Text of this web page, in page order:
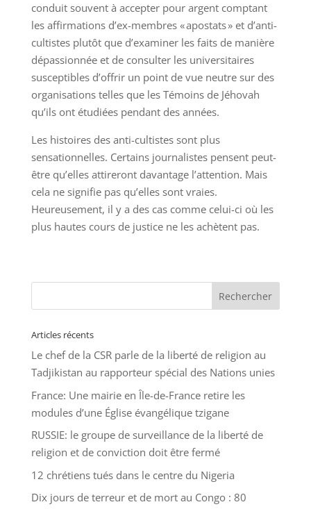
conduit souvent à accepter pour argent comptant
les affirmations d’ex-membres « apostats » et d’anti-
cultistes plutôt que d’examiner les faits de manière
dépassionnée et de consulter les universitaires
susceptibles d’offrir un point de vue neutre sur des
organisations telles que les Témoins de Jéhovah
qu’ils ont étudiées pendant des années.
Les histoires des anti-cultistes sont plus
sensationnelles. Certains journalistes pensent peut-
être qu’elles attireront davantage l’attention. Mais
cela ne signifie pas qu’elles sont vraies.
Heureusement, il y a des cas comme celui-ci où les
plus hautes cours de justice ne les achètent pas.
Articles récents
Le chef de la CSR parle de la liberté de religion au
Tadjikistan au rapporteur spécial des Nations unies
France: Une mairie en Île-de-France retire les
modules d’une Église évangélique tzigane
RUSSIE: le groupe de surveillance de la liberté de
religion et de conviction doit être fermé
12 chrétiens tués dans le centre du Nigeria
Dix jours de terreur et de mort au Congo : 80